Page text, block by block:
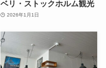
ベリ・ストックホルム観光
2026年1月1日